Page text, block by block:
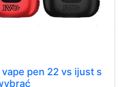
pen 22 vs ijust s